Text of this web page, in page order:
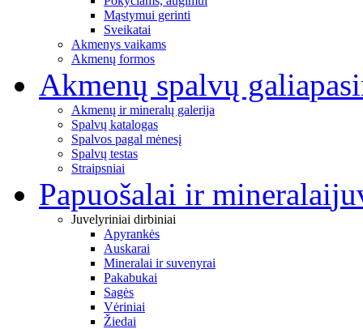
Mąstymui gerinti
Sveikatai
Akmenys vaikams
Akmenų formos
Akmenų spalvų galia
Akmenų ir mineralų galerija
Spalvų katalogas
Spalvos pagal mėnesį
Spalvų testas
Straipsniai
Papuošalai ir mineralai
Juvelyriniai dirbiniai
Apyrankės
Auskarai
Mineralai ir suvenyrai
Pakabukai
Sagės
Vėriniai
Žiedai